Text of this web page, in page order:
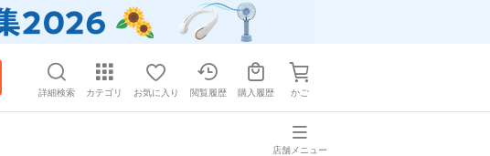
詳細検索 カテゴリ お気に入り 閲覧履歴 購入履歴 かご
店舗メニュー